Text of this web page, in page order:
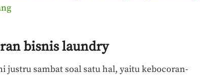
bisnis laundry
justru sambat soal satu hal, yaitu kebocoran-